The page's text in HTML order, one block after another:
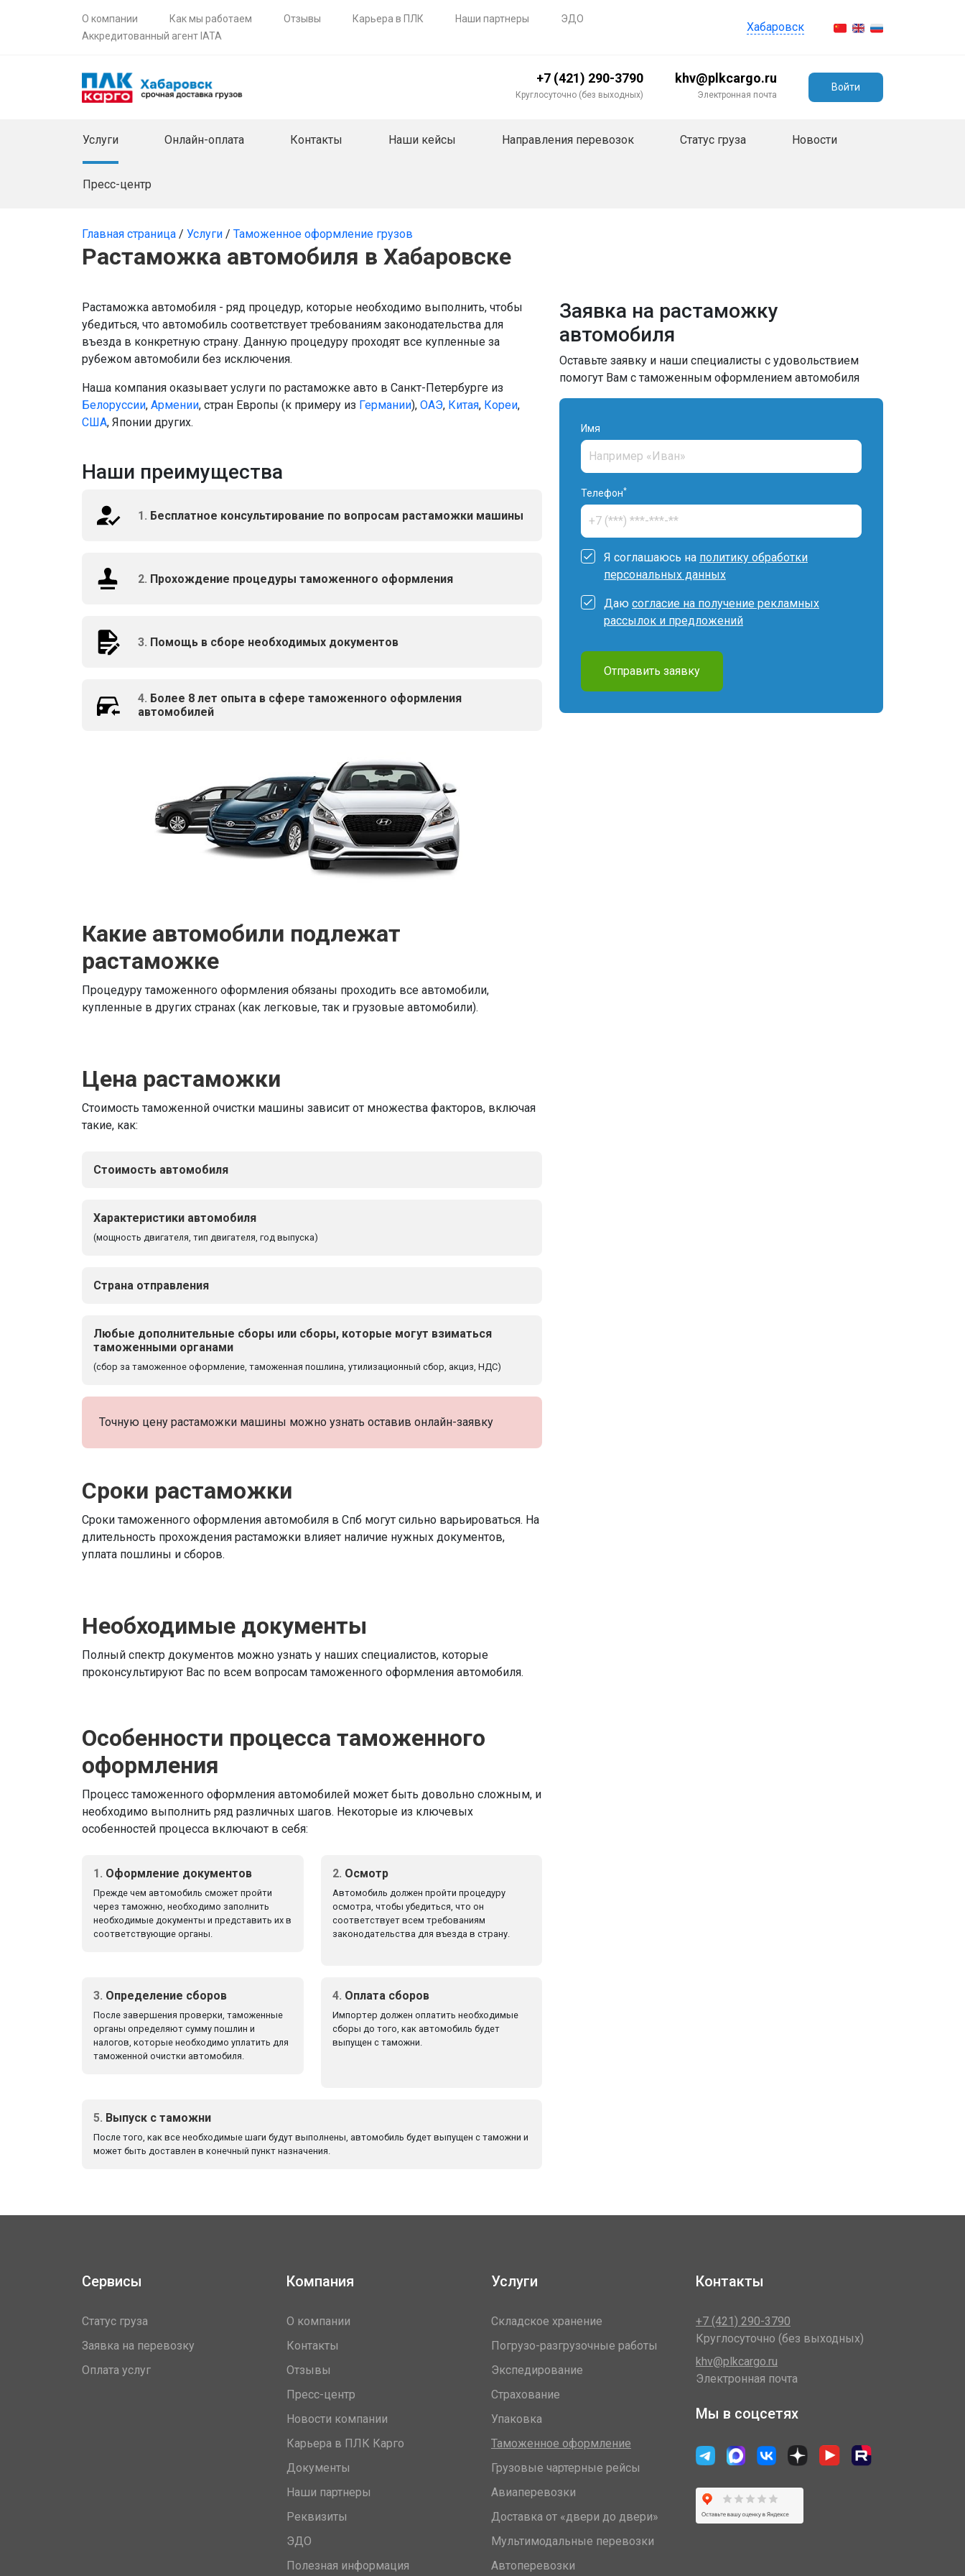
О компании Как мы работаем Отзывы Карьера в ПЛК Наши партнеры
ЭДО
Аккредитованный агент IATA
Хабаровск
+7 (421) 290-3790
Круглосуточно (без выходных)
khv@plkcargo.ru
Электронная почта
Войти
Услуги Онлайн-оплата Контакты Наши кейсы Направления перевозок Статус груза Новости
Пресс-центр
Главная страница / Услуги / Таможенное оформление грузов
Растаможка автомобиля в Хабаровске
Растаможка автомобиля - ряд процедур, которые необходимо выполнить, чтобы
убедиться, что автомобиль соответствует требованиям законодательства для
въезда в конкретную страну. Данную процедуру проходят все купленные за
рубежом автомобили без исключения.
Наша компания оказывает услуги по растаможке авто в Санкт-Петербурге из
Белоруссии, Армении, стран Европы (к примеру из Германии), ОАЭ, Китая, Кореи,
США, Японии других.
Наши преимущества
1. Бесплатное консультирование по вопросам растаможки машины
2. Прохождение процедуры таможенного оформления
3. Помощь в сборе необходимых документов
4. Более 8 лет опыта в сфере таможенного оформления
автомобилей
Какие автомобили подлежат
растаможке
Процедуру таможенного оформления обязаны проходить все автомобили,
купленные в других странах (как легковые, так и грузовые автомобили).
Цена растаможки
Стоимость таможенной очистки машины зависит от множества факторов, включая
такие, как:
Cтоимость автомобиля
Характеристики автомобиля
(мощность двигателя, тип двигателя, год выпуска)
Страна отправления
Любые дополнительные сборы или сборы, которые могут взиматься
таможенными органами
(сбор за таможенное оформление, таможенная пошлина, утилизационный сбор, акциз, НДС)
Точную цену растаможки машины можно узнать оставив онлайн-заявку
Сроки растаможки
Сроки таможенного оформления автомобиля в Спб могут сильно варьироваться. На
длительность прохождения растаможки влияет наличие нужных документов,
уплата пошлины и сборов.
Необходимые документы
Полный спектр документов можно узнать у наших специалистов, которые
проконсультируют Вас по всем вопросам таможенного оформления автомобиля.
Особенности процесса таможенного
оформления
Процесс таможенного оформления автомобилей может быть довольно сложным, и
необходимо выполнить ряд различных шагов. Некоторые из ключевых
особенностей процесса включают в себя:
1. Оформление документов
Прежде чем автомобиль cможет пройти
через таможню, необходимо заполнить
необходимые документы и представить их в
соответствующие органы.
2. Осмотр
Автомобиль должен пройти процедуру
осмотра, чтобы убедиться, что он
соответствует всем требованиям
законодательства для въезда в страну.
3. Определение сборов
После завершения проверки, таможенные
органы определяют сумму пошлин и
налогов, которые необходимо уплатить для
таможенной очистки автомобиля.
4. Оплата сборов
Импортер должен оплатить необходимые
сборы до того, как автомобиль будет
выпущен с таможни.
5. Выпуск с таможни
После того, как все необходимые шаги будут выполнены, автомобиль будет выпущен с таможни и
может быть доставлен в конечный пункт назначения.
Заявка на растаможку
автомобиля
Оставьте заявку и наши специалисты с удовольствием
помогут Вам с таможенным оформлением автомобиля
Имя
Телефон*
Я соглашаюсь на политику обработки
персональных данных
Даю согласие на получение рекламных
рассылок и предложений
Отправить заявку
Сервисы
Статус груза
Заявка на перевозку
Оплата услуг
Компания
О компании
Контакты
Отзывы
Пресс-центр
Новости компании
Карьера в ПЛК Карго
Документы
Наши партнеры
Реквизиты
ЭДО
Полезная информация
Услуги
Складское хранение
Погрузо-разгрузочные работы
Экспедирование
Страхование
Упаковка
Таможенное оформление
Грузовые чартерные рейсы
Авиаперевозки
Доставка от «двери до двери»
Мультимодальные перевозки
Автоперевозки
Контакты
+7 (421) 290-3790
Круглосуточно (без выходных)
khv@plkcargo.ru
Электронная почта
Мы в соцсетях